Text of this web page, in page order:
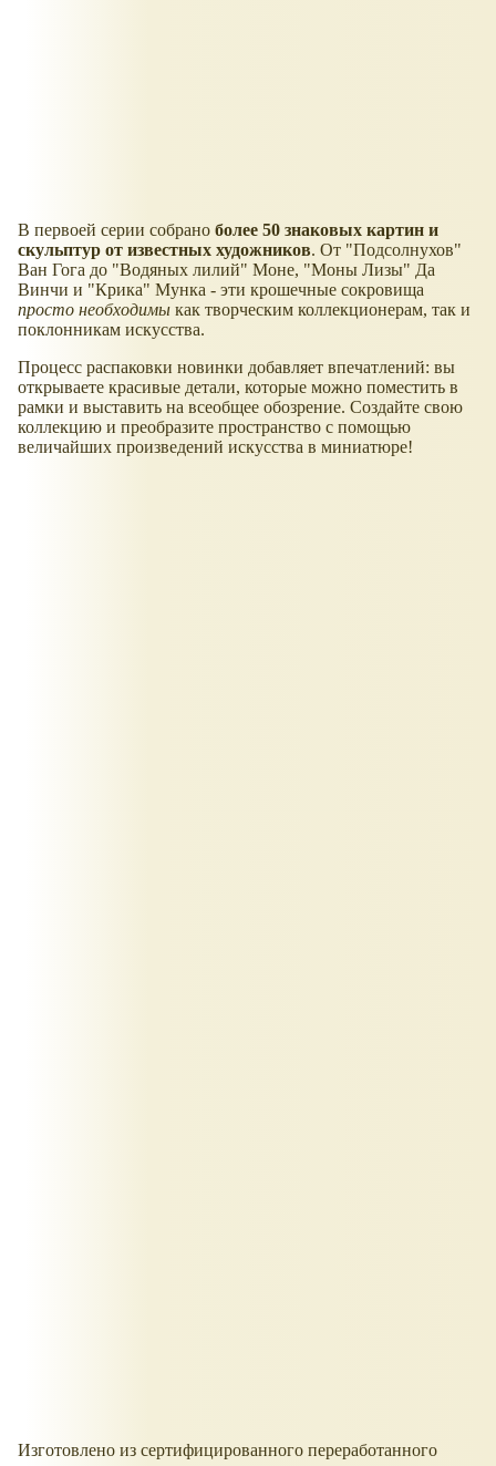
В первоей серии собрано более 50 знаковых картин и
скульптур от известных художников. От "Подсолнухов"
Ван Гога до "Водяных лилий" Моне, "Моны Лизы" Да
Винчи и "Крика" Мунка - эти крошечные сокровища
просто необходимы как творческим коллекционерам, так и
поклонникам искусства.
Процесс распаковки новинки добавляет впечатлений: вы
открываете красивые детали, которые можно поместить в
рамки и выставить на всеобщее обозрение. Создайте свою
коллекцию и преобразите пространство с помощью
величайших произведений искусства в миниатюре!
Изготовлено из сертифицированного переработанного